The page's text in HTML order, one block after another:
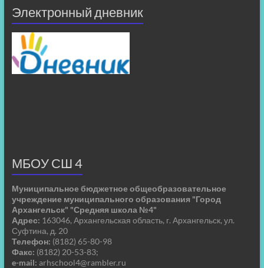
Электронный дневник
МБОУ СШ 4
Муниципальное бюджетное общеобразовательное
учреждение муниципального образования "Город
Архангельск" "Средняя школа №4"
Адрес: 163046, Архангельская область, г. Архангельск, ул.
Суфтина, д. 20
Телефон: (8182) 65-80-98
Факс: (8182) 20-53-83;
e-mail: arhschool4@rambler.ru